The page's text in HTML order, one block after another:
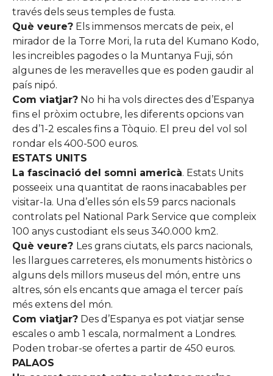
través dels seus temples de fusta.
Què veure? Els immensos mercats de peix, el
mirador de la Torre Mori, la ruta del Kumano Kodo,
les increibles pagodes o la Muntanya Fuji, són
algunes de les meravelles que es poden gaudir al
país nipó.
Com viatjar? No hi ha vols directes des d’Espanya
fins el pròxim octubre, les diferents opcions van
des d’1-2 escales fins a Tòquio. El preu del vol sol
rondar els 400-500 euros.
ESTATS UNITS
La fascinació del somni americà. Estats Units
posseeix una quantitat de raons inacabables per
visitar-la. Una d’elles són els 59 parcs nacionals
controlats pel National Park Service que compleix
100 anys custodiant els seus 340.000 km2.
Què veure? Les grans ciutats, els parcs nacionals,
les llargues carreteres, els monuments històrics o
alguns dels millors museus del món, entre uns
altres, són els encants que amaga el tercer país
més extens del món.
Com viatjar? Des d’Espanya es pot viatjar sense
escales o amb 1 escala, normalment a Londres.
Poden trobar-se ofertes a partir de 450 euros.
PALAOS